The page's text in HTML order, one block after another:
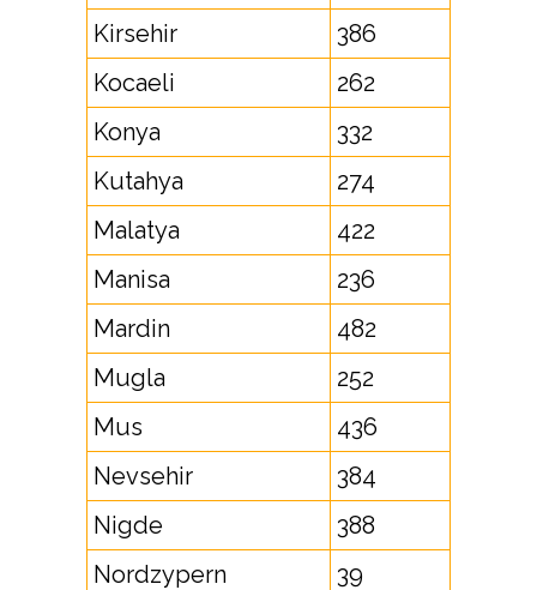
Kirsehir
386
Kocaeli
262
Konya
332
Kutahya
274
Malatya
422
Manisa
236
Mardin
482
Mugla
252
Mus
436
Nevsehir
384
Nigde
388
Nordzypern
39